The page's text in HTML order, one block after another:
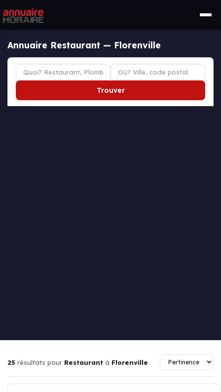
Annuaire Restaurant — Florenville
Trouver
25 résultats pour Restaurant à Florenville